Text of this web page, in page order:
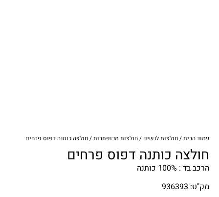
עמוד הבית/חולצות לנשים /חולצות מכופתרות/ חולצה כותנה דפוס פרחים
חולצה כותנה דפוס פרחים
הרכב בד : 100% כותנה
מק"ט: 936393